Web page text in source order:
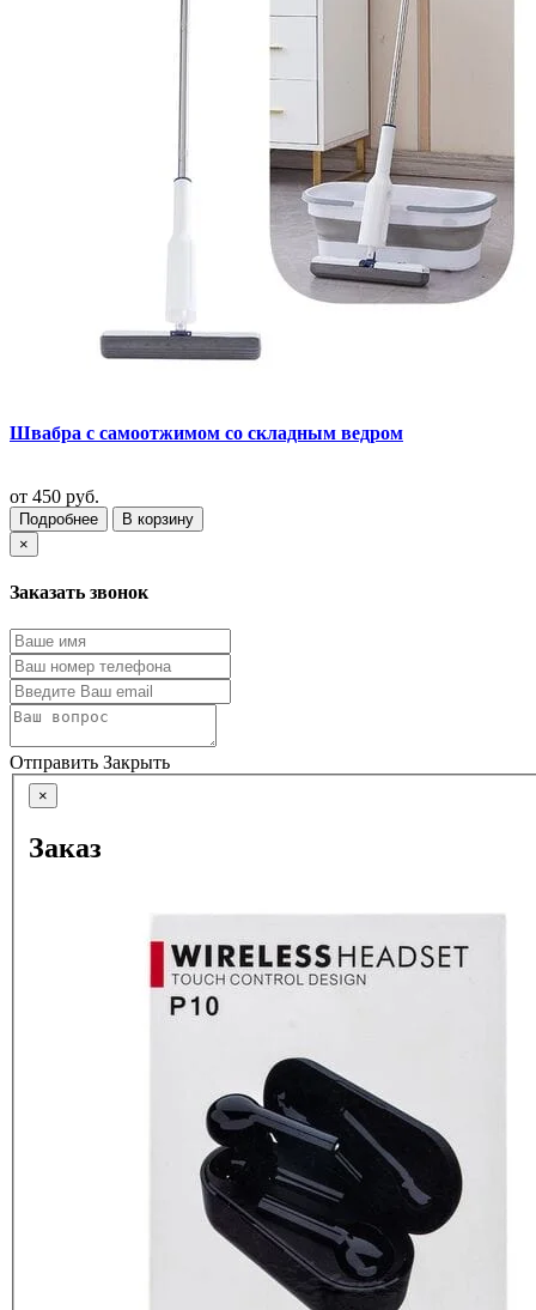
Швабра с самоотжимом со складным ведром
от 450 руб.
Подробнее
В корзину
×
Заказать звонок
Отправить Закрыть
×
Заказ